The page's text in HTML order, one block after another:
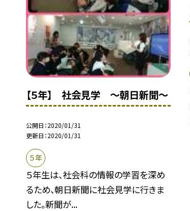
【５年】 社会見学 〜朝日新聞〜
公開日 2020/01/31
更新日 2020/01/31
５年
５年生は、社会科の情報の学習を深め
るため、朝日新聞に社会見学に行きま
した。新聞が...